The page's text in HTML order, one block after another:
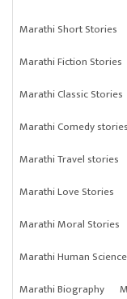
Marathi Short Stories
Marathi Fiction Stories
Marathi Classic Stories
Marathi Comedy stories
Marathi Travel stories
Marathi Love Stories
Marathi Moral Stories
Marathi Human Science
Marathi Biography